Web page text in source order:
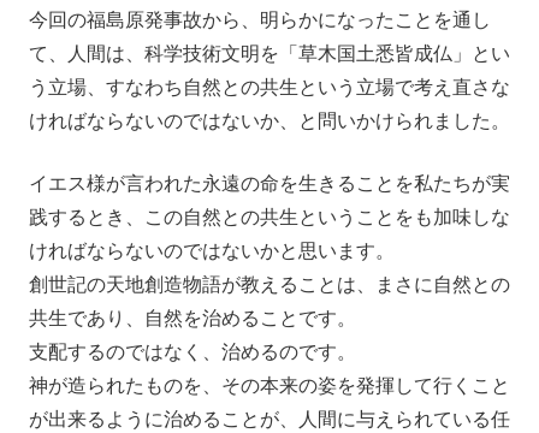
今回の福島原発事故から、明らかになったことを通し
て、人間は、科学技術文明を「草木国土悉皆成仏」とい
う立場、すなわち自然との共生という立場で考え直さな
ければならないのではないか、と問いかけられました。
イエス様が言われた永遠の命を生きることを私たちが実
践するとき、この自然との共生ということをも加味しな
ければならないのではないかと思います。
創世記の天地創造物語が教えることは、まさに自然との
共生であり、自然を治めることです。
支配するのではなく、治めるのです。
神が造られたものを、その本来の姿を発揮して行くこと
が出来るように治めることが、人間に与えられている任